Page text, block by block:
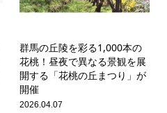
群馬の丘陵を彩る1,000本の
花桃！昼夜で異なる景観を展
開する「花桃の丘まつり」が
開催
2026.04.07